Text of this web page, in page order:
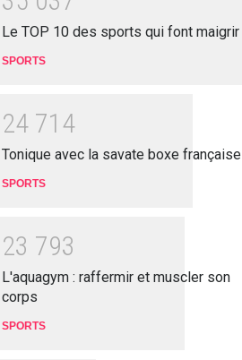
Le TOP 10 des sports qui font maigrir
SPORTS
24 71 4
Tonique avec la savate boxe française
SPORTS
23 793
L'aquagym : raffermir et muscler son
corps
SPORTS